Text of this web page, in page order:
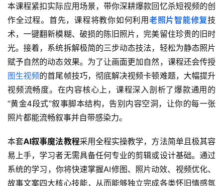
本课程紧扣实际应用场景，带你深耕爆款回忆杀短视频的创
作全过程。首先，课程将教你如何利用老照片智能修复技
术，一键翻新模糊、破损的陈旧照片，完美留住珍贵的旧时
光。接着，系统拆解极简的三步动态技法，轻松为静态照片
赋予自然的动态效果。为了让画面更加自然，课程还会传授
图生视频的首尾帧技巧，彻底解决视频卡顿难题，大幅提升
视频流畅度。在内容核心上，课程深入剖析了爆款通用的
“黄金4段式”叙事脚本结构，告别内容空洞，让你的每一张
照片都能流畅叙事并自带感染力。
本套AI叙事魔法教程采用全程实操教学，方法简单且极其容
易上手，学习者无需具备任何专业的剪辑或设计基础。通过
系统的学习，你将快速掌握AI修图、照片动效、视频优化、
故事文案四大核心技能，从而能够独立完成各类怀旧情感氛